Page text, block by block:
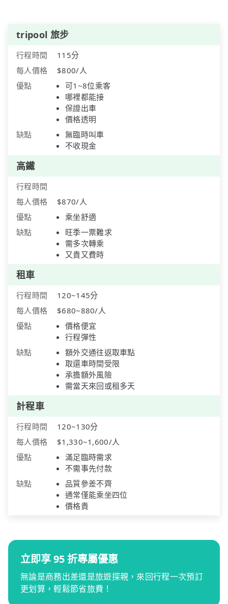
tripool 旅步
行程時間
115分
每人價格
$800/人
優點
可1~8位乘客
哪裡都能接
保證出車
價格透明
缺點
無臨時叫車
不收現金
高鐵
行程時間
每人價格
$870/人
優點
乘坐舒適
缺點
旺季一票難求
需多次轉乘
又貴又費時
租車
行程時間
120~145分
每人價格
$680~880/人
優點
價格便宜
行程彈性
缺點
額外交通往返取車點
取還車時間受限
承擔額外風險
需當天來回或租多天
計程車
行程時間
120~130分
每人價格
$1,330~1,600/人
優點
滿足臨時需求
不需事先付款
缺點
品質參差不齊
通常僅能乘坐四位
價格貴
立即享 95 折專屬優惠
無論是商務出差還是旅遊探親，來回行程一次預訂
更划算，輕鬆節省旅費！